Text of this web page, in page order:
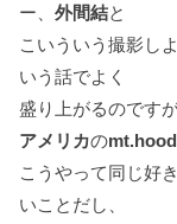
ー、 外間結と
こいういう撮影し
いう話でよく
盛り上がるのです
アメリカのmt.hood
こうやって同じ好
いことだし、